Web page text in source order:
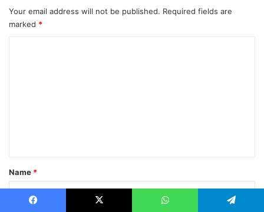
Your email address will not be published. Required fields are
marked *
*
Name *